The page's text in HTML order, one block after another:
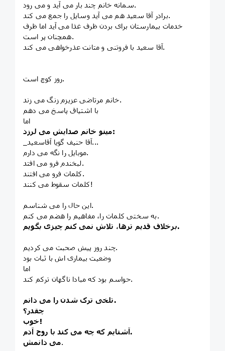
سمانه خانم چند بار می آید و می رود.
برادر آقا سعید هم می آید وسایل را جمع می کند.
خدمات بیمارستان برای بردن ظرف غذا می آید اما ظرف
همچنان پر است.
آقا سعید با فروتنی و متانت عذرخواهی می کند.
روز کوچ است.
خانم مرتاضی عزیزم زنگ می زند.
با اشتیاق پاسخ می دهم
اما
مینو خانم صدایش می لرزد:
_آقا حنیف گویا آقاسعید...
موبایل را نگه می دارم.
لبخندم فرو می افتد.
کلمات فرو می افتند.
کلمات سقوط می کنند!
این حال را می شناسم.
به سختی کلمات را، مفاهیم را هضم می کنم.
برخلاف قدیم ترها، تلاش نمی کنم چیزی بگویم.
چند روز پیش صحبت می کردیم.
وضعیت بیماری اش با ثبات بود
اما
حواسم بود که مبادا ناگهان ترکم کند.
تلخی ترک شدن را می دانم.
چقدر؟
خوب!
آشنایم که چه می کند با روح آدم.
می دانمش.